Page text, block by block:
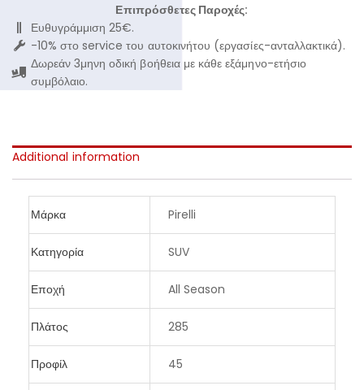
Επιπρόσθετες Παροχές:
Ευθυγράμμιση 25€.
-10% στο service του αυτοκινήτου (εργασίες-ανταλλακτικά).
Δωρεάν 3μηνη οδική βοήθεια με κάθε εξάμηνο-ετήσιο
συμβόλαιο.
Additional information
Μάρκα Pirelli
Κατηγορία SUV
Εποχή All Season
Πλάτος 285
Προφίλ 45